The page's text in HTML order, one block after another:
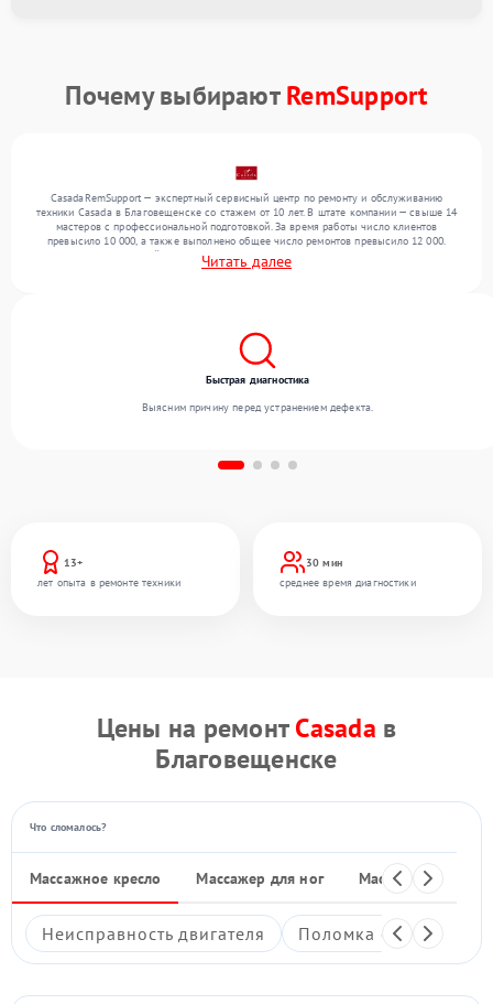
Почему выбираютRemSupport
CasadaRemSupport — экспертный сервисный центр по ремонту и обслуживанию
техники Casada в Благовещенске со стажем от 10 лет. В штате компании — свыше 14
мастеров с профессиональной подготовкой. За время работы число клиентов
превысило 10 000, а также выполнено общее число ремонтов превысило 12 000.
Ежемесячно в сервисный центр поступает свыше 300 единиц техники, включая , , . Мы
беремся за задачи любой сложности и предлагаем стабильный уровень сервиса
Читать далее
13+
лет опыта в ремонте техники
30 мин
среднее время диагностики
Быстрая диагностика
Выясним причину перед устранением дефекта.
Цены на ремонтCasada в
Благовещенске
Что сломалось?
Массажное кресло Массажер для ног Массажные
Неисправность двигателя Поломка системы